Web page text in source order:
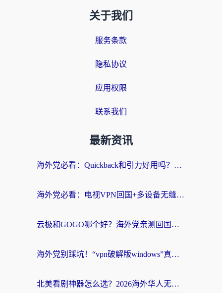
关于我们
服务条款
隐私协议
应用权限
联系我们
最新资讯
海外党必看：Quickback和引力好用吗？3分钟搞懂回国加速器怎么选
海外党必看：电视VPN回国+多设备无缝访问国内资源的实用指南
云极和GOGO哪个好？海外党亲测回国加速器选择指南（附iOS免费&Windows VPN实用技巧）
海外党别踩坑！“vpn破解版windows”真的能用？教你选对回国加速器无缝刷国内资源
北美看剧神器怎么选？2026海外华人无缝访问国内资源全攻略